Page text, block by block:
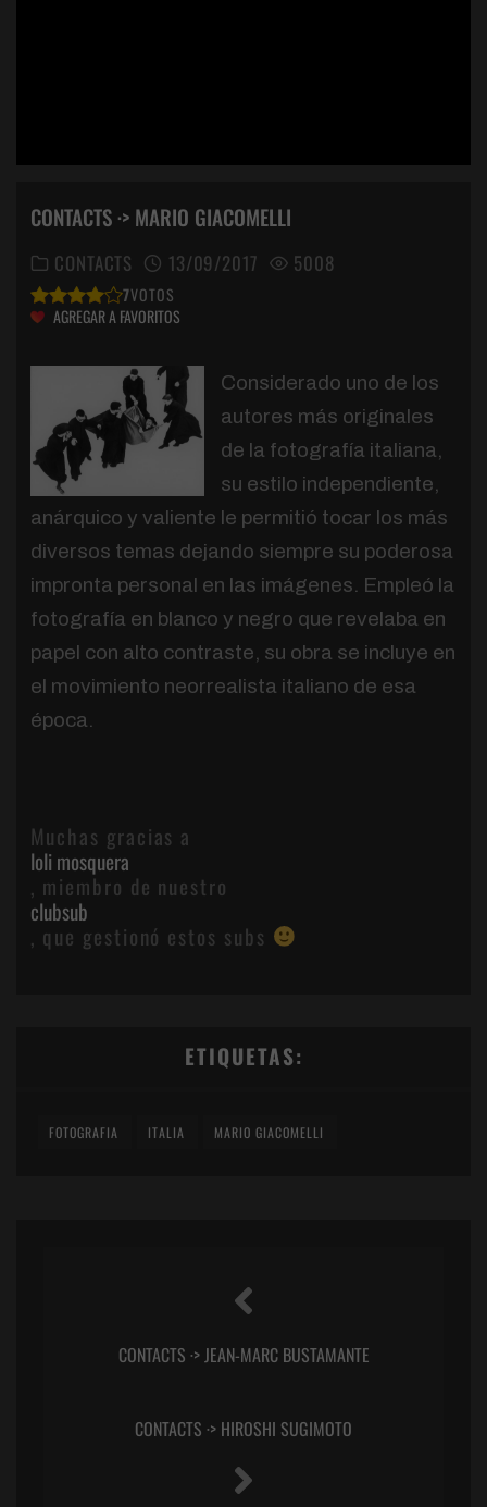
CONTACTS ·> MARIO GIACOMELLI
CONTACTS 13/09/2017 5008
7VOTOS
AGREGAR A FAVORITOS
Considerado uno de los
autores más originales
de la fotografía italiana,
su estilo independiente,
anárquico y valiente le permitió tocar los más
diversos temas dejando siempre su poderosa
impronta personal en las imágenes. Empleó la
fotografía en blanco y negro que revelaba en
papel con alto contraste, su obra se incluye en
el movimiento neorrealista italiano de esa
época.
Muchas gracias a
loli mosquera
, miembro de nuestro
clubsub
, que gestionó estos subs
ETIQUETAS:
FOTOGRAFIA ITALIA MARIO GIACOMELLI
CONTACTS ·> JEAN-MARC BUSTAMANTE
CONTACTS ·> HIROSHI SUGIMOTO